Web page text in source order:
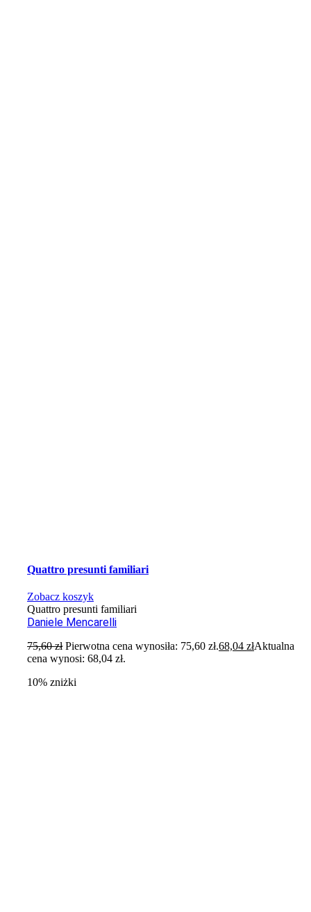
Quattro presunti familiari
Zobacz koszyk
Quattro presunti familiari
Daniele Mencarelli
75,60zł Pierwotna cena wynosiła: 75,60 zł.68,04złAktualna
cena wynosi: 68,04 zł.
10% zniżki